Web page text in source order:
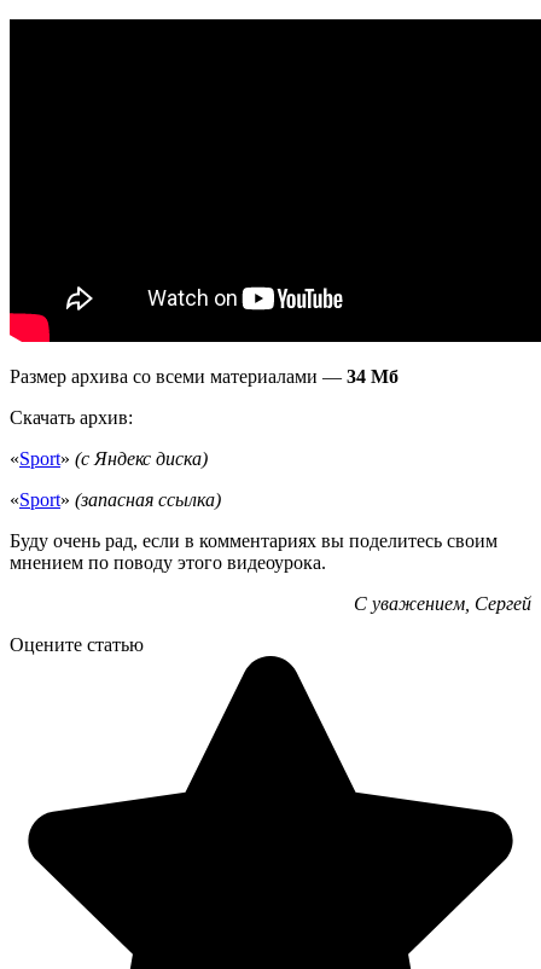
Размер архива со всеми материалами — 34 Мб
Скачать архив:
«Sport» (с Яндекс диска)
«Sport» (запасная ссылка)
Буду очень рад, если в комментариях вы поделитесь своим
мнением по поводу этого видеоурока.
С уважением, Сергей
Оцените статью